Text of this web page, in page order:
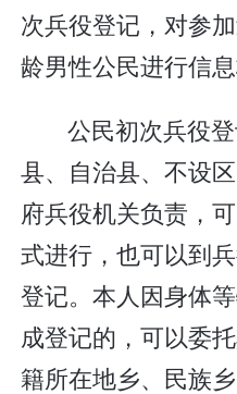
次兵役登记，对参
龄男性公民进行信息
公民初次兵役
县、自治县、不设
府兵役机关负责，
式进行，也可以到
登记。本人因身体
成登记的，可以委
籍所在地乡、民族